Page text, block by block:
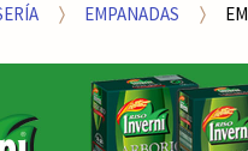
EMPANADAS